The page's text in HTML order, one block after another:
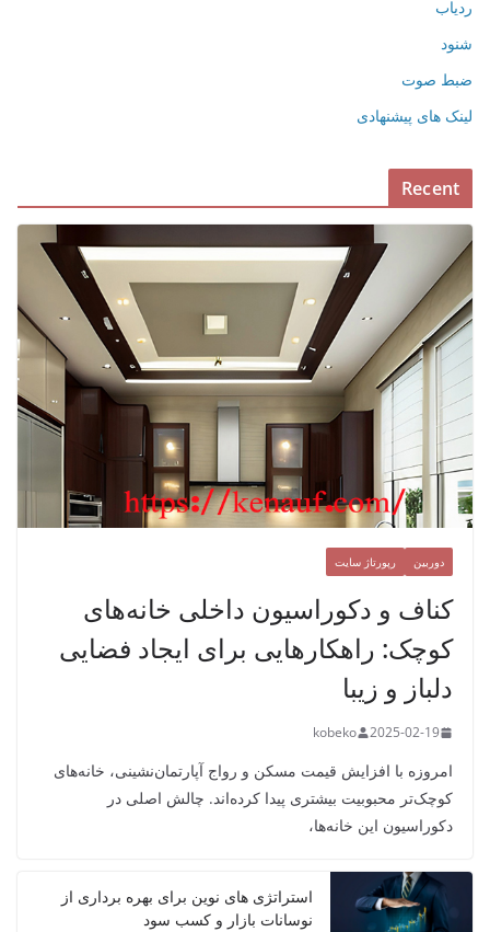
ردیاب
شنود
ضبط صوت
لینک های پیشنهادی
Recent
دوربین رپورتاژ سایت
کناف و دکوراسیون داخلی خانه‌های
کوچک: راهکارهایی برای ایجاد فضایی
دلباز و زیبا
2025-02-19
kobeko
امروزه با افزایش قیمت مسکن و رواج آپارتمان‌نشینی، خانه‌های
کوچک‌تر محبوبیت بیشتری پیدا کرده‌اند. چالش اصلی در
دکوراسیون این خانه‌ها،
استراتژی‌ های نوین برای بهره‌ برداری از
نوسانات بازار و کسب سود